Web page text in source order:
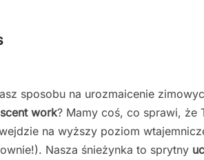
sposobu na urozmaicenie
scent work? Mamy coś, co sprawi, że
na wyższy poziom
Nasza śnieżynka to sprytny